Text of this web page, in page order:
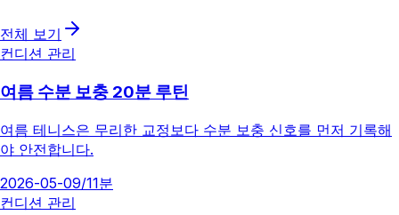
전체 보기
컨디션 관리
여름 수분 보충 20분 루틴
여름 테니스은 무리한 교정보다 수분 보충 신호를 먼저 기록해
야 안전합니다.
2026-05-09/11분
컨디션 관리